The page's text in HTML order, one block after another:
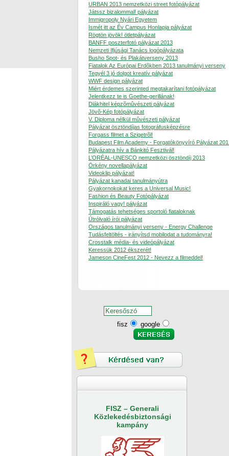
URBAN 2013 nemzetközi street fotópályázat
Játssz bizalommal! pályázat
Immigropoly Nyári Egyetem
Ismét itt az Év Campus Honlapja pályázat
Rögtön jövök! ötletpályázat
BANFF poszterfotó pályázat 2013
Nemzeti Ifjúsági Tanács logópályázata
Busho Spot- és Plakátverseny 2013
Fiatalok Az Európai Erdõkben 2013 tanulmányi verseny
Tegyél 3 jó dolgot kreatív pályázat
WWF design pályázat
Miért érdemes szerinted megtakarítani fotópályázat
Jelentkezz te is Goethe-gerillának!
Diákhitel képzõmûvészeti pályázat
Jövõ-Kép fotópályázat
V. Diploma nélkül mûvészeti pályázat
Pályázat ösztöndíjas fotográfusképzésre
Forgass filmet a Szigetrõl!
Budapest Film Academy - Forgatókönyvíró Pályázat
Pályázatra hív a Bánkitó Fesztivál!
L’ORÉAL-UNESCO nemzetközi ösztöndíj 2013
Örkény novellapályázat
Videoklip pályázat!
Pályázat kanadai tanulmányútra
Gyakornokokat keres a Universal Music!
Fashion és Beauty Fotópályázat
Inspiráló vagy! pályázat
Támogatás tehetséges sportoló fiataloknak
Útrólvaló írói pályázat
Országos tanulmányi verseny - Energy Challenge
Tudásfeltöltés - irányítsd mobilodat a tudományra!
Crosstalk média- és videópályázat
Keressük 2012 ékszerét!
Jameson CineFest 2012 - Nevezz a filmeddel!
fisz google
FISZ – Generali
Közlekedésbiztonsági
kampány